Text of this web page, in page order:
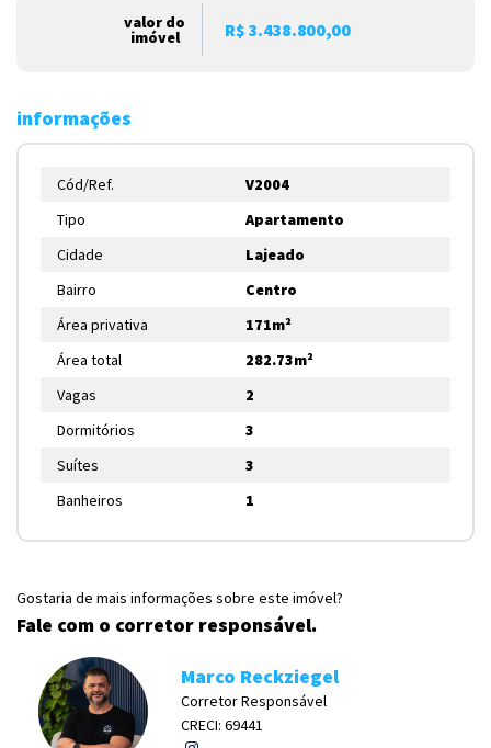
valor do
imóvel R$ 3.438.800,00
informações
Cód/Ref.
V2004
Tipo
Apartamento
Cidade
Lajeado
Bairro
Centro
Área privativa
171m²
Área total
282.73m²
Vagas
2
Dormitórios
3
Suítes
3
Banheiros
1
Gostaria de mais informações sobre este imóvel?
Fale com o corretor responsável.
Marco Reckziegel
Corretor Responsável
CRECI: 69441